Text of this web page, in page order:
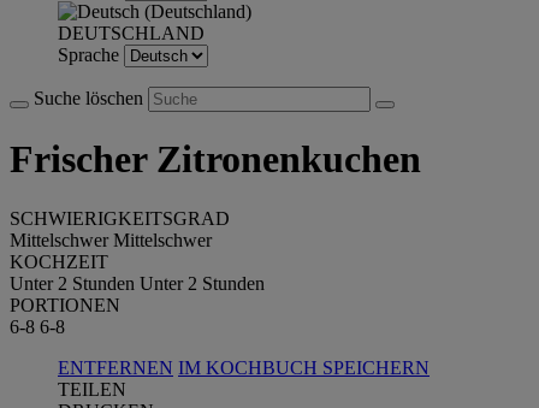
DEUTSCHLAND
Sprache
Suche löschen
Frischer Zitronenkuchen
SCHWIERIGKEITSGRAD
Mittelschwer Mittelschwer
KOCHZEIT
Unter 2 Stunden Unter 2 Stunden
PORTIONEN
6-8 6-8
ENTFERNEN IM KOCHBUCH SPEICHERN
TEILEN